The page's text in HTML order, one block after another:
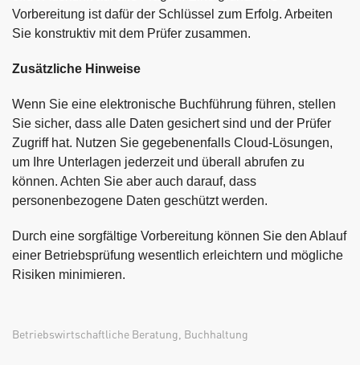
Vorbereitung ist dafür der Schlüssel zum Erfolg. Arbeiten
Sie konstruktiv mit dem Prüfer zusammen.
Zusätzliche Hinweise
Wenn Sie eine elektronische Buchführung führen, stellen
Sie sicher, dass alle Daten gesichert sind und der Prüfer
Zugriff hat. Nutzen Sie gegebenenfalls Cloud-Lösungen,
um Ihre Unterlagen jederzeit und überall abrufen zu
können. Achten Sie aber auch darauf, dass
personenbezogene Daten geschützt werden.
Durch eine sorgfältige Vorbereitung können Sie den Ablauf
einer Betriebsprüfung wesentlich erleichtern und mögliche
Risiken minimieren.
Betriebswirtschaftliche Beratung Buchhaltung